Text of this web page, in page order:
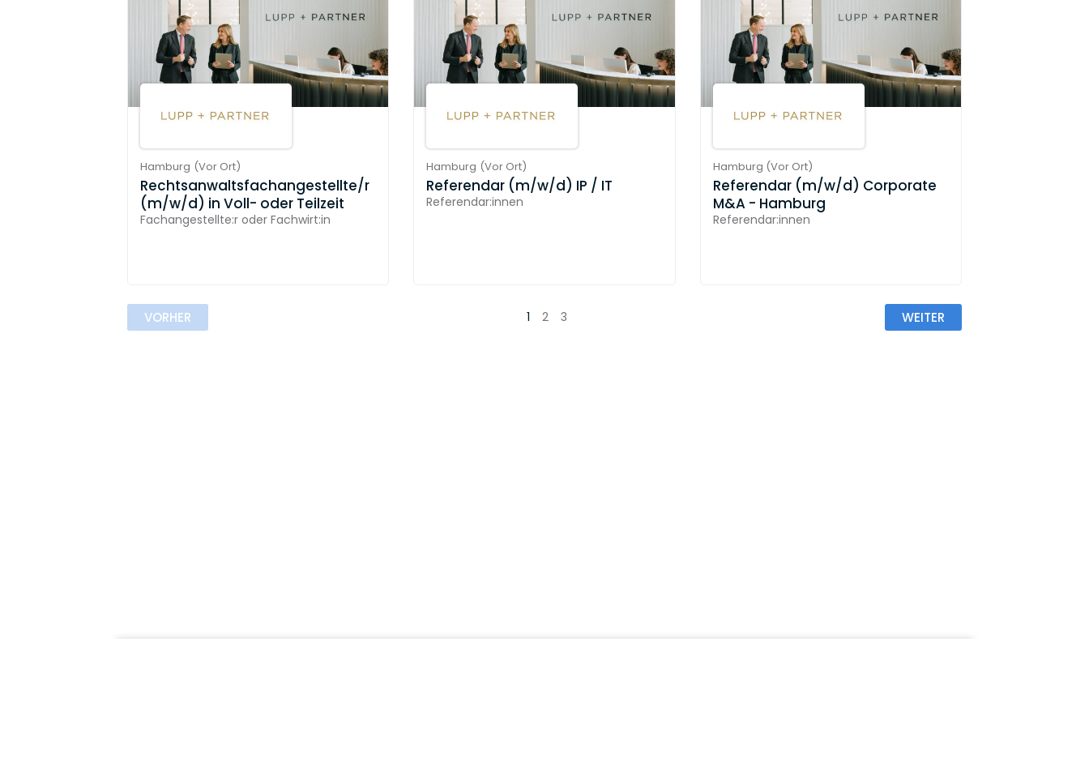
Hamburg (Vor Ort)
Rechtsanwaltsfachangestellte/r
(m/w/d) in Voll- oder Teilzeit
Fachangestellte:r oder Fachwirt:in
Hamburg (Vor Ort)
Referendar (m/w/d) IP / IT
Referendar:innen
Hamburg (Vor Ort)
Referendar (m/w/d) Corporate
M&A - Hamburg
Referendar:innen
VORHER 1 2 3 WEITER